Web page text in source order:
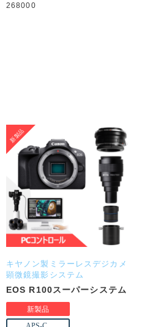
268000
キヤノン製ミラーレスデジカメ
顕微鏡撮影システム
EOS R100スーパーシステム